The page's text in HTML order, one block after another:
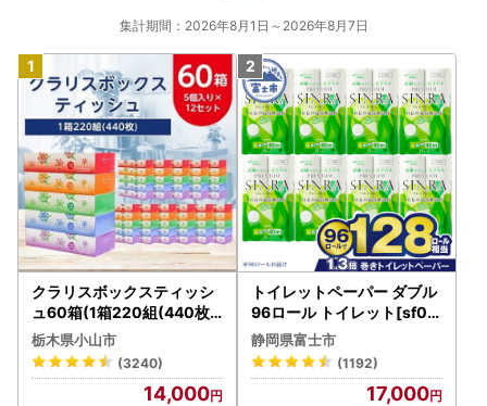
集計期間：2026年8月1日～2026年8月7日
クラリスボックスティッシ
ュ60箱(1箱220組(440枚))
(5個入り×12セット)【配送
不可地域：離島・沖縄県】
【1256759】
栃木県小山市
(3240)
14,000
トイレットペーパー ダブル
96ロール トイレット[sf00
1-012]
静岡県富士市
(1192)
17,000